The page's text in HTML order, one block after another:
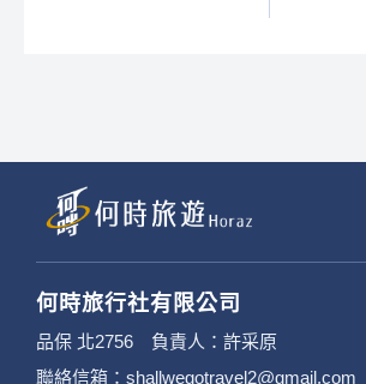
何時旅行社有限公司
品保 北2756 負責人：許采原
聯絡信箱：shallwegotravel2@gmail.com